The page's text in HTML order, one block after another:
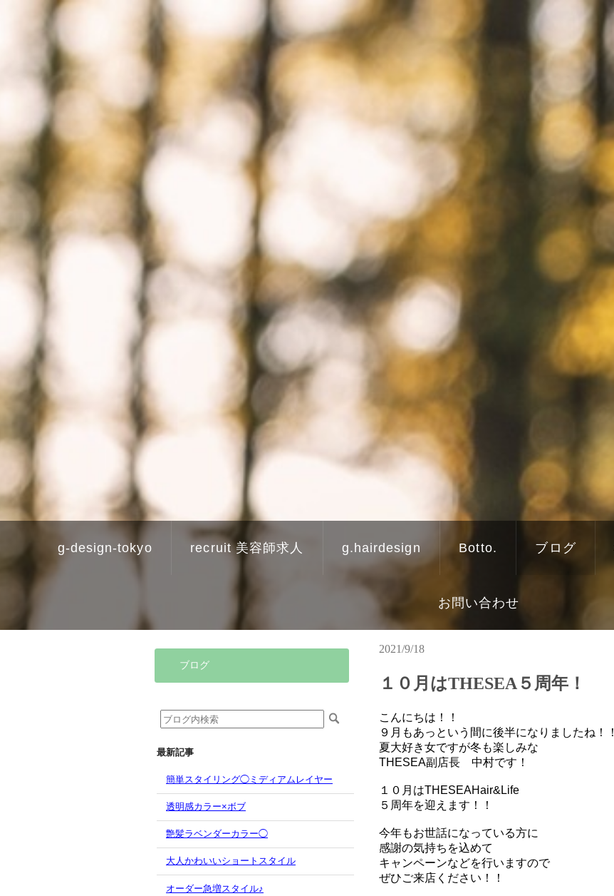
g-design-tokyo recruit 美容師求人 g.hairdesign Botto. ブログ
お問い合わせ
ブログ
最新記事
簡単スタイリング◯ミディアムレイヤー
透明感カラー×ボブ
艶髪ラベンダーカラー◯
大人かわいいショートスタイル
オーダー急増スタイル♪
2021/9/18
１０月はTHESEA５周年！
こんにちは！！
９月もあっという間に後半になりましたね！！
夏大好き女ですが冬も楽しみな
THESEA副店長 中村です！
１０月はTHESEAHair&Life
５周年を迎えます！！
今年もお世話になっている方に
感謝の気持ちを込めて
キャンペーンなどを行いますので
ぜひご来店ください！！